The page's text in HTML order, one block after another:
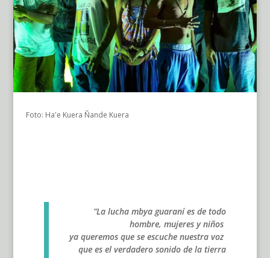
Foto: Ha'e Kuera Ñande Kuera
“La lucha mbya guaraní es de todo
hombre, mujeres y niños
ya queremos que se escuche nuestra voz
que es el verdadero sonido de la tierra